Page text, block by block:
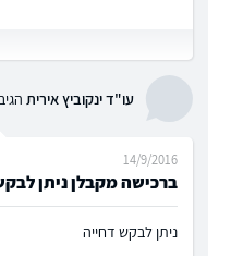
עו"ד ינקוביץ אירית
ברכישה מקבלן ניתן
14/9/2016
ניתן לבקש דחייה